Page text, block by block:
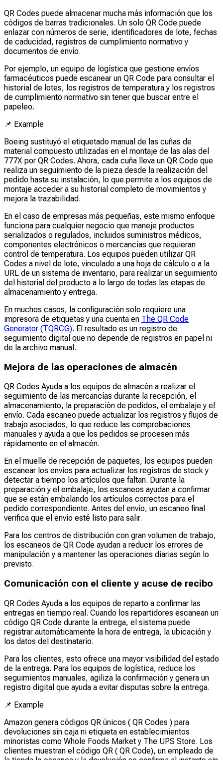
QR Codes puede almacenar mucha más información que los
códigos de barras tradicionales. Un solo QR Code puede
enlazar con números de serie, identificadores de lote, fechas
de caducidad, registros de cumplimiento normativo y
documentos de envío.
Por ejemplo, un equipo de logística que gestione envíos
farmacéuticos puede escanear un QR Code para consultar el
historial de lotes, los registros de temperatura y los registros
de cumplimiento normativo sin tener que buscar entre el
papeleo.
📌 Example
Boeing sustituyó el etiquetado manual de las cuñas de
material compuesto utilizadas en el montaje de las alas del
777X por QR Codes. Ahora, cada cuña lleva un QR Code que
realiza un seguimiento de la pieza desde la realización del
pedido hasta su instalación, lo que permite a los equipos de
montaje acceder a su historial completo de movimientos y
mejora la trazabilidad.
En el caso de empresas más pequeñas, este mismo enfoque
funciona para cualquier negocio que maneje productos
serializados o regulados, incluidos suministros médicos,
componentes electrónicos o mercancías que requieran
control de temperatura. Los equipos pueden utilizar QR
Codes a nivel de lote, vinculado a una hoja de cálculo o a la
URL de un sistema de inventario, para realizar un seguimiento
del historial del producto a lo largo de todas las etapas de
almacenamiento y entrega.
En muchos casos, la configuración solo requiere una
impresora de etiquetas y una cuenta en The QR Code
Generator (TQRCG). El resultado es un registro de
seguimiento digital que no depende de registros en papel ni
de la archivo manual.
Mejora de las operaciones de almacén
QR Codes Ayuda a los equipos de almacén a realizar el
seguimiento de las mercancías durante la recepción, el
almacenamiento, la preparación de pedidos, el embalaje y el
envío. Cada escaneo puede actualizar los registros y flujos de
trabajo asociados, lo que reduce las comprobaciones
manuales y ayuda a que los pedidos se procesen más
rápidamente en el almacén.
En el muelle de recepción de paquetes, los equipos pueden
escanear los envíos para actualizar los registros de stock y
detectar a tiempo los artículos que faltan. Durante la
preparación y el embalaje, los escaneos ayudan a confirmar
que se están embalando los artículos correctos para el
pedido correspondiente. Antes del envío, un escaneo final
verifica que el envío esté listo para salir.
Para los centros de distribución con gran volumen de trabajo,
los escaneos de QR Code ayudan a reducir los errores de
manipulación y a mantener las operaciones diarias según lo
previsto.
Comunicación con el cliente y acuse de recibo
QR Codes Ayuda a los equipos de reparto a confirmar las
entregas en tiempo real. Cuando los repartidores escanean un
código QR Code durante la entrega, el sistema puede
registrar automáticamente la hora de entrega, la ubicación y
los datos del destinatario.
Para los clientes, esto ofrece una mayor visibilidad del estado
de la entrega. Para los equipos de logística, reduce los
seguimientos manuales, agiliza la confirmación y genera un
registro digital que ayuda a evitar disputas sobre la entrega.
📌 Example
Amazon genera códigos QR únicos ( QR Codes ) para
devoluciones sin caja ni etiqueta en establecimientos
minoristas como Whole Foods Market y The UPS Store. Los
clientes muestran el código QR ( QR Code), un empleado de